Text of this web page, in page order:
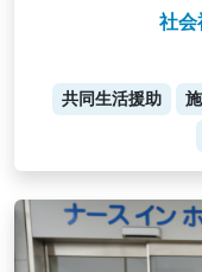
社会
共同生活援助